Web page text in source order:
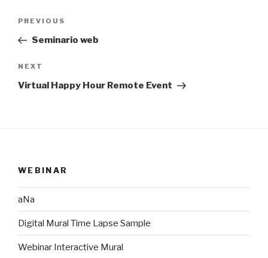
Previous
Post
PREVIOUS
Seminario web
Next
Post
NEXT
Virtual Happy Hour Remote Event
WEBINAR
aNa
Digital Mural Time Lapse Sample
Webinar Interactive Mural